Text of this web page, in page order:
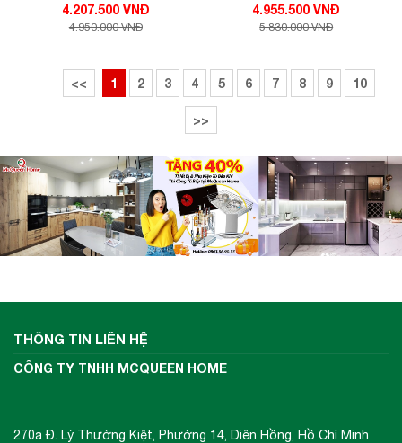
4.207.500 VNĐ
4.950.000 VNĐ
4.955.500 VNĐ
5.830.000 VNĐ
<< 1 2 3 4 5 6 7 8 9 10
>>
THÔNG TIN LIÊN HỆ
CÔNG TY TNHH MCQUEEN HOME
270a Đ. Lý Thường Kiệt, Phường 14, Diên Hồng, Hồ Chí Minh